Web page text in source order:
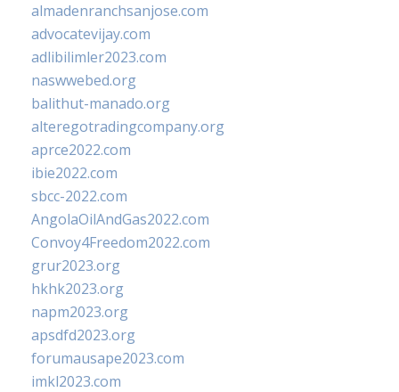
almadenranchsanjose.com
advocatevijay.com
adlibilimler2023.com
naswwebed.org
balithut-manado.org
alteregotradingcompany.org
aprce2022.com
ibie2022.com
sbcc-2022.com
AngolaOilAndGas2022.com
Convoy4Freedom2022.com
grur2023.org
hkhk2023.org
napm2023.org
apsdfd2023.org
forumausape2023.com
imkl2023.com